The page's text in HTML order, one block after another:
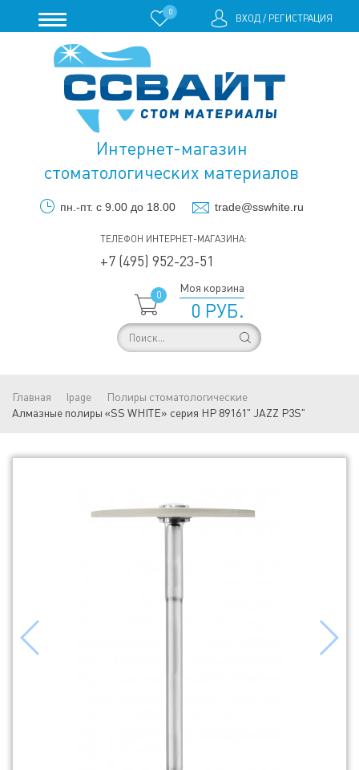
0
ВХОД/ РЕГИСТРАЦИЯ
Интернет-магазин
стоматологических материалов
пн.-пт. с 9.00 до 18.00 trade@sswhite.ru
ТЕЛЕФОН ИНТЕРНЕТ-МАГАЗИНА:
+7 (495) 952-23-51
0
Моя корзина
0 РУБ.
Главная lpage
Полиры стоматологические
Алмазные полиры «SS WHITE» серия HP 89161" JAZZ P3S"